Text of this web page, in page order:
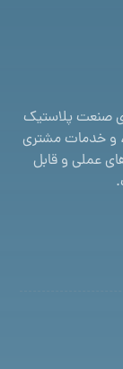
صنعت پلاستیک
و خدمات مشتری
عملی و قابل